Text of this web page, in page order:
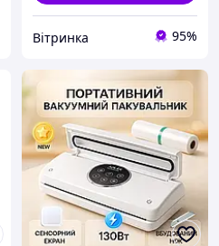
Вітринка 95%